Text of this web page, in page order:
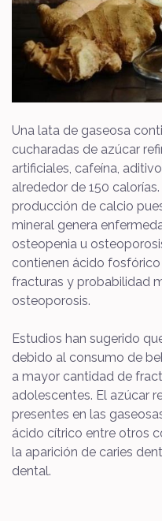
Una lata de gaseosa
cucharadas de azúcar
artificiales, cafeína,
alrededor de 150
producción de calcio
mineral genera
osteopenia u
contienen ácido
fracturas y probabilidad
osteoporosis.
Estudios han sugerido
debido al consumo de
a mayor cantidad de
adolescentes. El azúcar
presentes en las
ácido cítrico entre otros
la aparición de caries
dental.